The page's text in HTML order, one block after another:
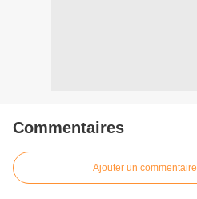
Commentaires
Ajouter un commentaire